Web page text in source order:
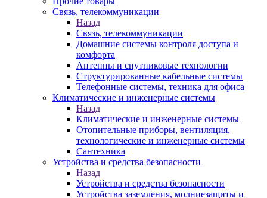
Связь, телекоммуникации
Назад
Связь, телекоммуникации
Домашние системы контроля доступа и
комфорта
Антенны и спутниковые технологии
Структурированные кабельные системы
Телефонные системы, техника для офиса
Климатические и инженерные системы
Назад
Климатические и инженерные системы
Отопительные приборы, вентиляция,
технологические и инженерные системы
Сантехника
Устройства и средства безопасности
Назад
Устройства и средства безопасности
Устройства заземления, молниезащиты и